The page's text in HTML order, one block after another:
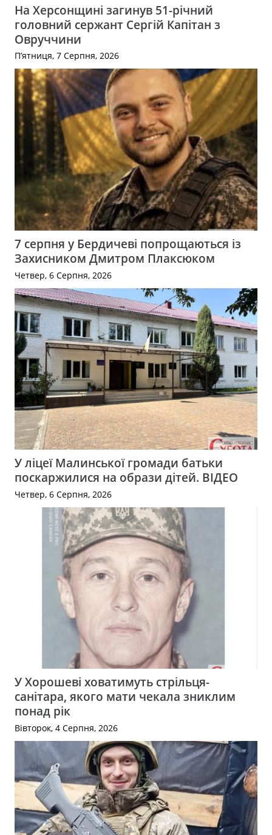
На Херсонщині загинув 51-річний
головний сержант Сергій Капітан з
Овруччини
П’ятниця, 7 Серпня, 2026
7 серпня у Бердичеві попрощаються із
Захисником Дмитром Плаксюком
Четвер, 6 Серпня, 2026
У ліцеї Малинської громади батьки
поскаржилися на образи дітей. ВІДЕО
Четвер, 6 Серпня, 2026
У Хорошеві ховатимуть стрільця-
санітара, якого мати чекала зниклим
понад рік
Вівторок, 4 Серпня, 2026